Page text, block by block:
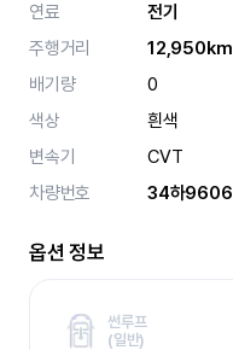
연료
전기
주행거리
12,950km
배기량
0
색상
흰색
변속기
CVT
차량번호
34하9606
옵션 정보
썬루프
(일반)